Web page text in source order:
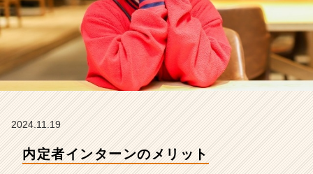
ラ
イ
ン】
|
ベ
ン
チ
長
企
2024.11.19
内定者インターンのメリット